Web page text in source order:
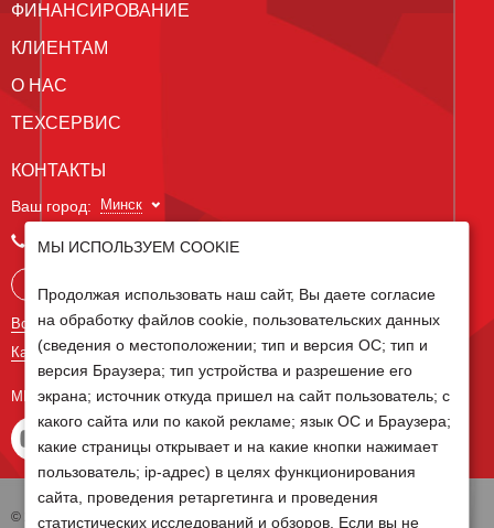
ФИНАНСИРОВАНИЕ
КЛИЕНТАМ
О НАС
ТЕХСЕРВИС
КОНТАКТЫ
Ваш город: Минск
+375 29 238 97 34
Все контакты
Карта сайта
МЫ В СОЦ СЕТЯХ
© 2026 Группа компаний Белагро
МЫ ИСПОЛЬЗУЕМ COOKIE
Продолжая использовать наш сайт, Вы даете согласие
на обработку файлов cookie, пользовательских данных
(сведения о местоположении; тип и версия ОС; тип и
версия Браузера; тип устройства и разрешение его
экрана; источник откуда пришел на сайт пользователь; с
какого сайта или по какой рекламе; язык ОС и Браузера;
какие страницы открывает и на какие кнопки нажимает
пользователь; ip-адрес) в целях функционирования
сайта, проведения ретаргетинга и проведения
статистических исследований и обзоров. Если вы не